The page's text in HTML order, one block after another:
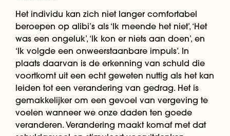
Het individu kan zich niet langer comfortabel
beroepen op alibi’s als ‘Ik meende het niet’, ‘Het
was een ongeluk’, ‘Ik kon er niets aan doen’, en
‘Ik volgde een onweerstaanbare impuls’. In
plaats daarvan is de erkenning van schuld die
voortkomt uit een echt geweten nuttig als het kan
leiden tot een verandering van gedrag. Het is
gemakkelijker om een gevoel van vergeving te
voelen wanneer we onze daden ten goede
veranderen. Verandering maakt komaf met dat